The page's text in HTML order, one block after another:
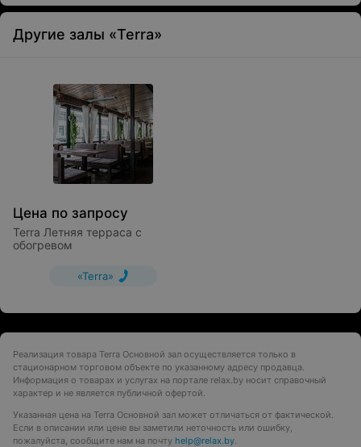
Другие залы «Terra»
Цена по запросу
Terra Летняя терраса с
обогревом
«Terra»
Реализация товара Terra Основной зал осуществляется только в
стационарном торговом объекте по указанному адресу продавца.
Информация о товарах и услугах на портале relax.by носит справочный
характер и не является публичной офертой.
Указанная цена на Terra Основной зал может отличаться от фактической.
Если в описании или цене вы заметили неточность или ошибку,
пожалуйста, сообщите нам на почту help@relax.by.